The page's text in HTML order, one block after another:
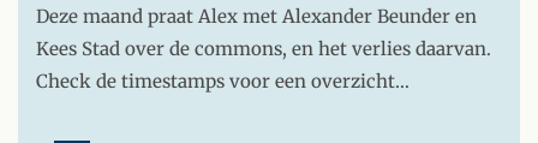
Deze maand praat Alex met Alexander Beunder en
Kees Stad over de commons, en het verlies daarvan.
Check de timestamps voor een overzicht…